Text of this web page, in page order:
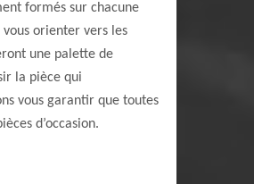
formés sur chacune
orienter vers les
une palette de
la pièce qui
vous garantir que toutes
d’occasion.